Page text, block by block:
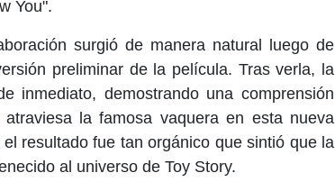
You".
surgió de manera natural luego de
preliminar de la película. Tras verla, la
inmediato, demostrando una comprensión
la famosa vaquera en esta nueva
resultado fue tan orgánico que sintió que la
al universo de Toy Story.